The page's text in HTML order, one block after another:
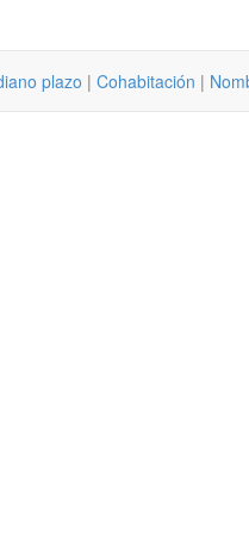
plazo | Cohabitación |